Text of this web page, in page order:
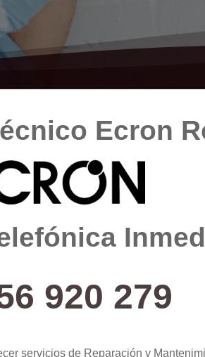
Ecron
920 279
servicios de Reparación y